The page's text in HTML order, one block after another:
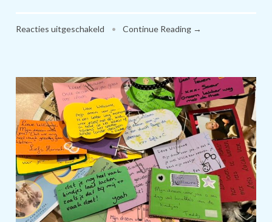
Reacties uitgeschakeldvoor
• Continue Reading →